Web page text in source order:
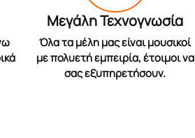
Μεγάλη Τεχνογνωσία
Όλα τα μέλη μας είναι μουσικοί
με πολυετή εμπειρία, έτοιμοι να
σας εξυπηρετήσουν.